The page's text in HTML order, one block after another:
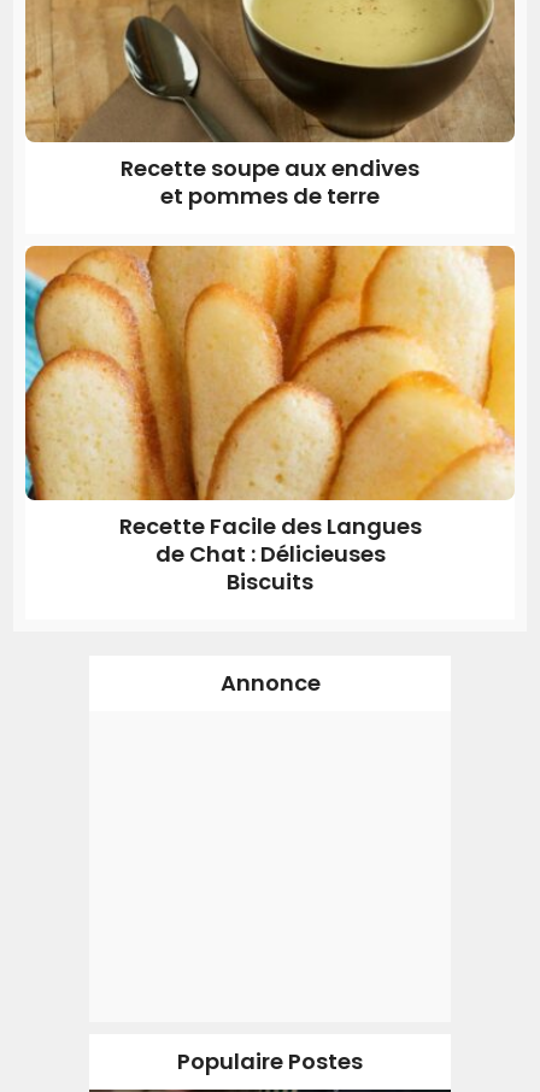
Recette soupe aux endives
et pommes de terre
Recette Facile des Langues
de Chat : Délicieuses
Biscuits
Annonce
Populaire Postes